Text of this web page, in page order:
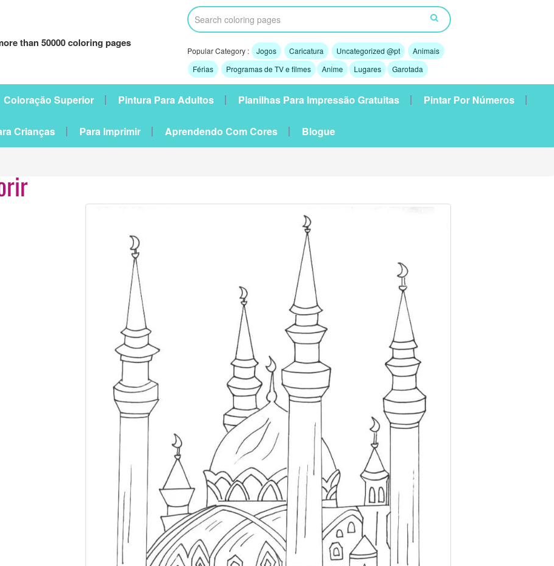
than 50000 coloring pages
Popular Category : Jogos Caricatura Uncategorized @pt
Animais
Férias
Programas de TV e filmes Anime Lugares Garotada
Coloração Superior Pintura Para Adultos Planilhas Para Impressão Gratuitas Pintar Por Números
Crianças Para Imprimir Aprendendo Com Cores Blogue